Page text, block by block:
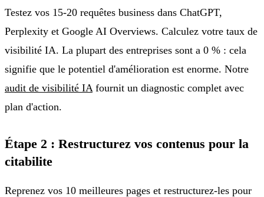
Testez vos 15-20 requêtes business dans ChatGPT,
Perplexity et Google AI Overviews. Calculez votre taux de
visibilité IA. La plupart des entreprises sont a 0 % : cela
signifie que le potentiel d'amélioration est enorme. Notre
audit de visibilité IA fournit un diagnostic complet avec
plan d'action.
Étape 2 : Restructurez vos contenus pour la
citabilite
Reprenez vos 10 meilleures pages et restructurez-les pour